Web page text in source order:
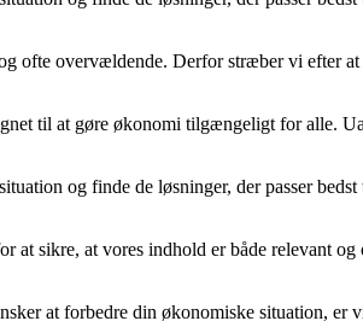
ofte overvældende. Derfor stræber vi efter
til at gøre økonomi tilgængeligt for alle.
og finde de løsninger, der passer
at sikre, at vores indhold er både relevant og
at forbedre din økonomiske situation, er